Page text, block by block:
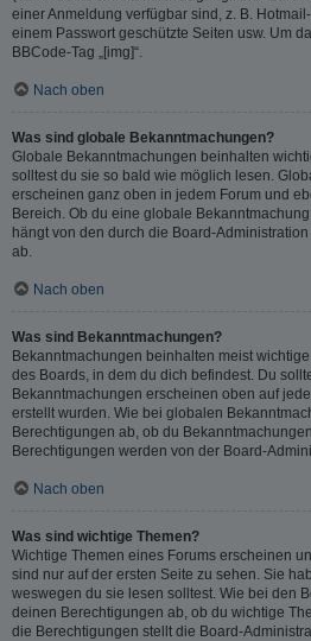
einer Anmeldung verfügbar sind, z. B.
einem Passwort geschützte Seiten usw. Um
BBCode-Tag „[img]“.
Nach oben
Was sind globale Bekanntmachungen?
Globale Bekanntmachungen beinhalten
solltest du sie so bald wie möglich lesen.
erscheinen ganz oben in jedem Forum und
Bereich. Ob du eine globale
hängt von den durch die Board-
ab.
Nach oben
Was sind Bekanntmachungen?
Bekanntmachungen beinhalten meist
des Boards, in dem du dich befindest. Du
Bekanntmachungen erscheinen oben auf
erstellt wurden. Wie bei globalen
Berechtigungen ab, ob du
Berechtigungen werden von der Board-
Nach oben
Was sind wichtige Themen?
Wichtige Themen eines Forums erscheinen
sind nur auf der ersten Seite zu sehen. Sie
weswegen du sie lesen solltest. Wie bei den
deinen Berechtigungen ab, ob du wichtige
die Berechtigungen stellt die Board-